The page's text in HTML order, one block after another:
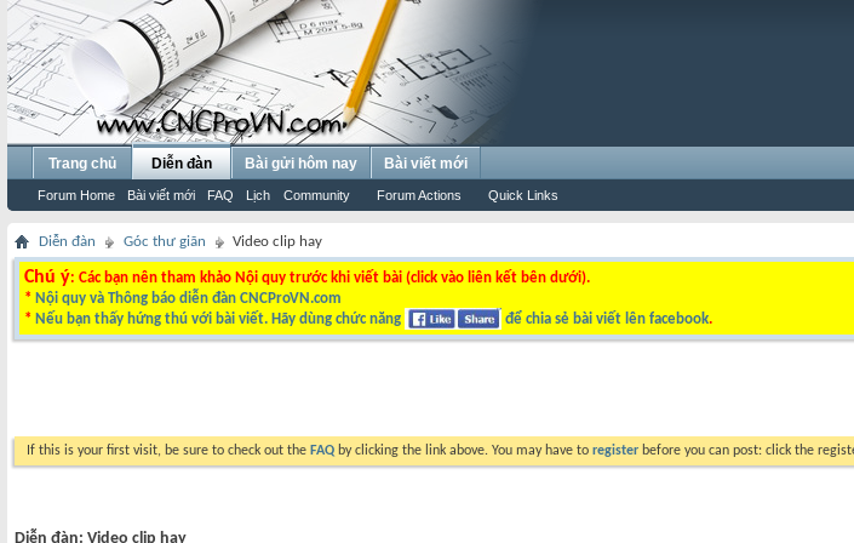
Trang chủ Diễn đàn
Forum Home Bài viết mới FAQ Lịch Community Forum Actions Quick Links
Bài gửi hôm nay Bài viết mới
Diễn đàn Góc thư giãn Video clip hay
Chú ý: Các bạn nên tham khảo Nội quy trước khi viết bài (click vào liên kết bên dưới).
* Nội quy và Thông báo diễn đàn CNCProVN.com
* Nếu bạn thấy hứng thú với bài viết. Hãy dùng chức năng để chia sẻ bài viết lên facebook.
If this is your first visit, be sure to check out the FAQ by clicking the link above. You may have to register before you can post: click the
Diễn đàn: Video clip hay